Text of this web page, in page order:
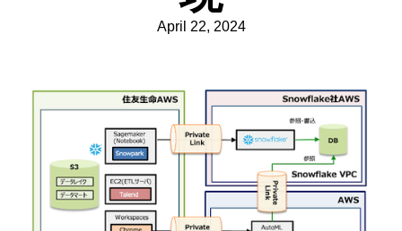
April 22, 2024